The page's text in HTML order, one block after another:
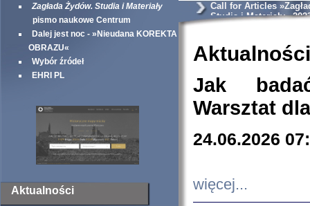
Zagłada Żydów. Studia i Materiały
pismo naukowe Centrum
Dalej jest noc - »Nieudana KOREKTA
OBRAZU«
Wybór źródeł
EHRI PL
Aktualności
Call for Articles
Studia i Materiały«
Aktualności
Jak
Warsztat
24.06.2026
więcej...